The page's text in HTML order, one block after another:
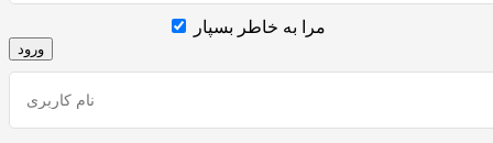
مرا به خاطر بسپار